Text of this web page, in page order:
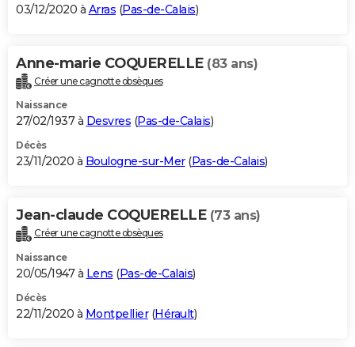
03/12/2020 à Arras (Pas-de-Calais)
Anne-marie COQUERELLE (83 ans)
Créer une cagnotte obsèques
Naissance
27/02/1937 à Desvres (Pas-de-Calais)
Décès
23/11/2020 à Boulogne-sur-Mer(Pas-de-Calais)
Jean-claude COQUERELLE (73 ans)
Créer une cagnotte obsèques
Naissance
20/05/1947 à Lens (Pas-de-Calais)
Décès
22/11/2020 à Montpellier(Hérault)